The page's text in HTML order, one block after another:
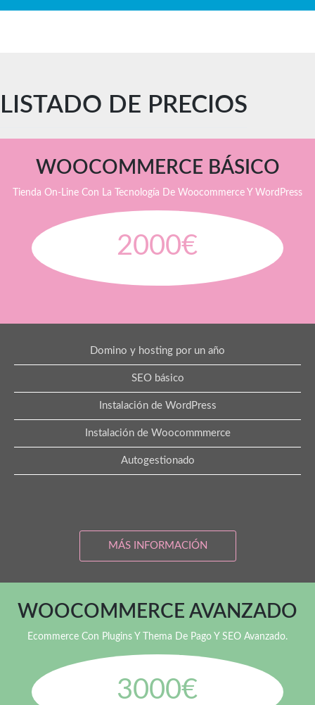
LISTADO DE PRECIOS
WOOCOMMERCE BÁSICO
Tienda On-Line Con La Tecnología De Woocommerce Y WordPress
2000€
Domino y hosting por un año
SEO básico
Instalación de WordPress
Instalación de Woocommmerce
Autogestionado
MÁS INFORMACIÓN
WOOCOMMERCE AVANZADO
Ecommerce Con Plugins Y Thema De Pago Y SEO Avanzado.
3000€